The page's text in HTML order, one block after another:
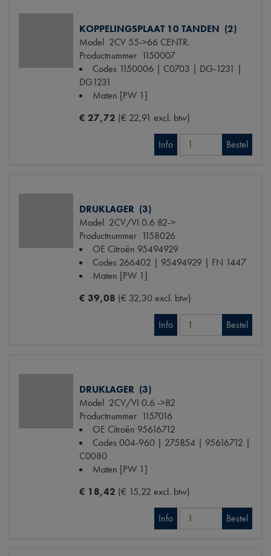
KOPPELINGSPLAAT 10 TANDEN (2)
Model 2CV 55->66 CENTR.
Productnummer 1150007
Codes 1150006 | C0703 | DG-1231 |
DG1231
Maten [PW 1]
€ 27,72 (€ 22,91 excl. btw)
Info Bestel
DRUKLAGER (3)
Model 2CV/VI 0.6 82->
Productnummer 1158026
OE Citroën 95494929
Codes 266402 | 95494929 | FN 1447
Maten [PW 1]
€ 39,08 (€ 32,30 excl. btw)
Info Bestel
DRUKLAGER (3)
Model 2CV/VI 0.6 ->82
Productnummer 1157016
OE Citroën 95616712
Codes 004-960 | 275854 | 95616712 |
C0080
Maten [PW 1]
€ 18,42 (€ 15,22 excl. btw)
Info Bestel